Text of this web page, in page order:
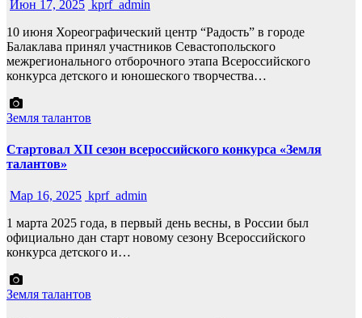
Июн 17, 2025 kprf_admin
10 июня Хореографический центр “Радость” в городе
Балаклава принял участников Севастопольского
межрегионального отборочного этапа Всероссийского
конкурса детского и юношеского творчества…
Земля талантов
Стартовал XII сезон всероссийского конкурса «Земля
талантов»
Мар 16, 2025 kprf_admin
1 марта 2025 года, в первый день весны, в России был
официально дан старт новому сезону Всероссийского
конкурса детского и…
Земля талантов